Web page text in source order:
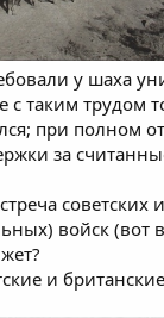
у шаха
с таким трудом
при полном
за
советских
войск (вот
и